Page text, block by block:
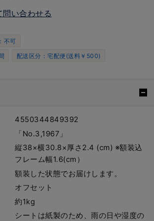
い合わせる
不可
配送区分：宅配便(送料￥500)
4550344849392
「No.3,1967」
縦38×横30.8×厚さ2.4 (cm) ※額装込
フレーム幅1.6(cm）
額装した状態でお届けします。
オフセット
約1kg
シートは紙製のため、雨の日や湿度の